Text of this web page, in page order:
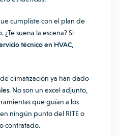
cumpliste con el plan de
suena la escena? Si
técnico en HVAC
climatización ya han dado
. No son un excel adjunto,
que guían a los
ningún punto del RITE o
contratado.